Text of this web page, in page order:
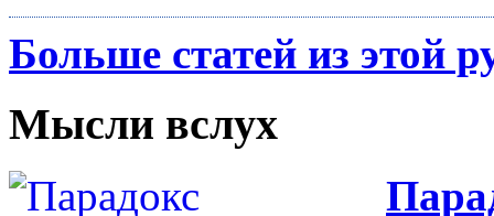
Больше статей из этой
Мысли вслух